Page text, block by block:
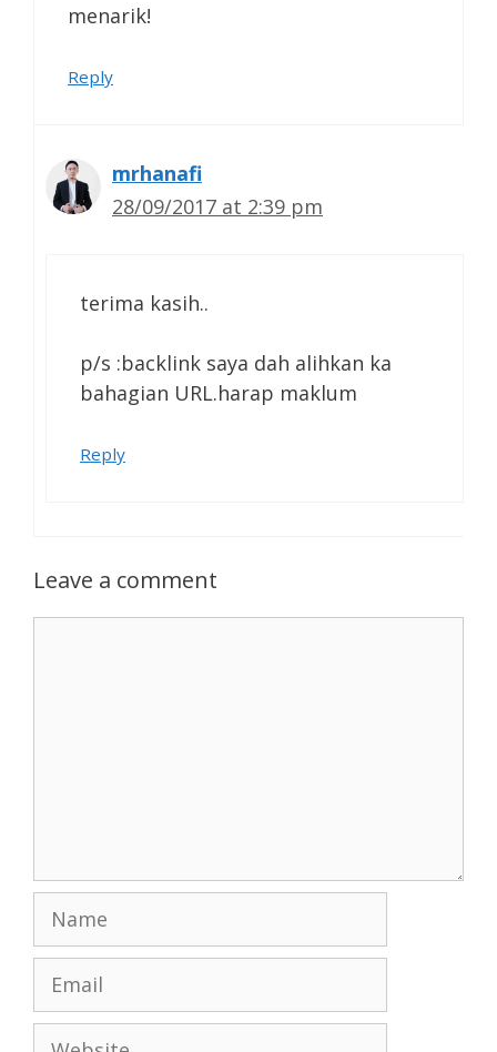
menarik!
Reply
mrhanafi
28/09/2017 at 2:39 pm
terima kasih..
p/s :backlink saya dah alihkan ka
bahagian URL.harap maklum
Reply
Leave a comment
Website